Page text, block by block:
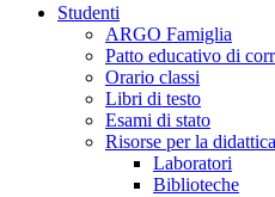
Studenti
ARGO Famiglia
Patto educativo di
Orario classi
Libri di testo
Esami di stato
Risorse per la didattica
Laboratori
Biblioteche